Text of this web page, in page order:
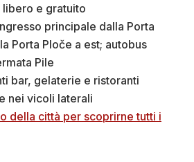
libero e gratuito
principale dalla Porta
Porta Ploče a est; autobus
Pile
bar, gelaterie e ristoranti
nei vicoli laterali
della città per scoprirne tutti i